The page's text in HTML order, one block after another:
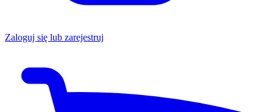
Zaloguj się lub zarejestruj